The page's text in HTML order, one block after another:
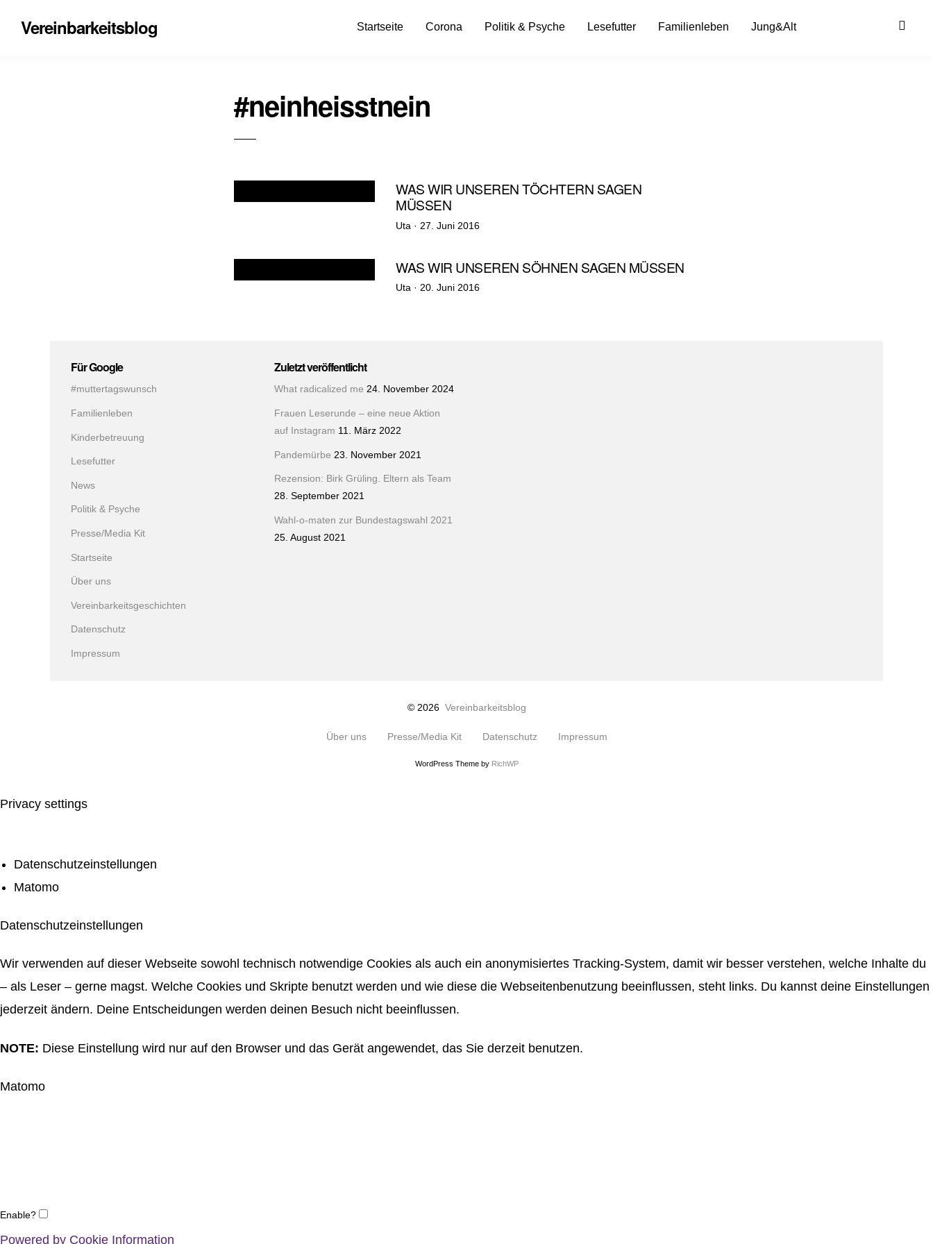
Vereinbarkeitsblog Startseite Corona Politik & Psyche Lesefutter Familienleben Jung&Alt
#neinheisstnein
WAS WIR UNSEREN TÖCHTERN SAGEN
MÜSSEN
Uta · Veröffentlicht
27. Juni 2016
WAS WIR UNSEREN SÖHNEN SAGEN MÜSSEN
Uta · Veröffentlicht
20. Juni 2016
Für Google
#muttertagswunsch
Familienleben
Kinderbetreuung
Lesefutter
News
Politik & Psyche
Presse/Media Kit
Startseite
Über uns
Vereinbarkeitsgeschichten
Datenschutz
Impressum
Zuletzt veröffentlicht
What radicalized me 24. November 2024
Frauen Leserunde – eine neue Aktion
auf Instagram 11. März 2022
Pandemürbe 23. November 2021
Rezension: Birk Grüling. Eltern als Team
28. September 2021
Wahl-o-maten zur Bundestagswahl 2021
25. August 2021
© 2026 Vereinbarkeitsblog
Über uns Presse/Media Kit Datenschutz Impressum
WordPress Theme by RichWP
Privacy settings
Datenschutzeinstellungen
Matomo
Datenschutzeinstellungen
Wir verwenden auf dieser Webseite sowohl technisch notwendige Cookies als auch ein anonymisiertes Tracking-System, damit wir besser verstehen, welche Inhalte du
– als Leser – gerne magst. Welche Cookies und Skripte benutzt werden und wie diese die Webseitenbenutzung beeinflussen, steht links. Du kannst deine Einstellungen
jederzeit ändern. Deine Entscheidungen werden deinen Besuch nicht beeinflussen.
NOTE: Diese Einstellung wird nur auf den Browser und das Gerät angewendet, das Sie derzeit benutzen.
Matomo
Enable?
Powered by Cookie Information